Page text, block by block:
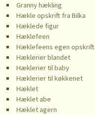
Granny hækling
Hækle opskrift fra Bilka
Hæklede figur
Hæklefeen
Hæklefeens egen opskrift
Hæklerier blandet
Hæklerier til baby
Hæklerier til køkkenet
Hæklet
Hæklet abe
Hæklet agern